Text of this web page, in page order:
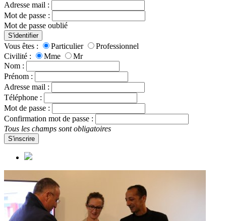
Adresse mail :
Mot de passe :
Mot de passe oublié
S'identifier
Vous êtes : Particulier
Professionnel
Civilité :
Mme
Mr
Nom :
Prénom :
Adresse mail :
Téléphone :
Mot de passe :
Confirmation mot de passe :
Tous les champs sont obligatoires
S'inscrire